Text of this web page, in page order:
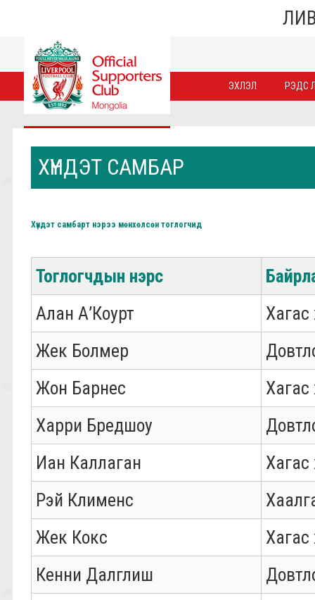
ЭХЛЭЛ РЭДС
ХҮНДЭТ САМБАР
Хүндэт самбарт нэрээ мөнхөлсөн тоглогчид
Тоглогчдын нэрс
Алан А’Коурт
Хагас
Жек Болмер
Жон Барнес
Хагас
Харри Бредшоу
Иан Каллаган
Хагас
Рэй Клименс
Жек Кокс
Хагас
Кенни Далглиш